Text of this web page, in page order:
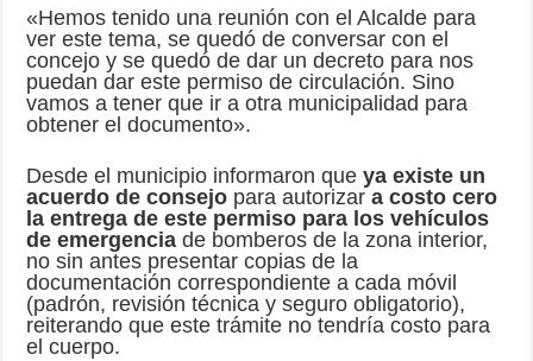
«Hemos tenido una reunión con el Alcalde para
ver este tema, se quedó de conversar con el
concejo y se quedó de dar un decreto para nos
puedan dar este permiso de circulación. Sino
vamos a tener que ir a otra municipalidad para
obtener el documento».
Desde el municipio informaron queya existe un
acuerdo de consejo para autorizara costo cero
la entrega de este permiso para los vehículos
de emergencia de bomberos de la zona interior,
no sin antes presentar copias de la
documentación correspondiente a cada móvil
(padrón, revisión técnica y seguro obligatorio),
reiterando que este trámite no tendría costo para
el cuerpo.